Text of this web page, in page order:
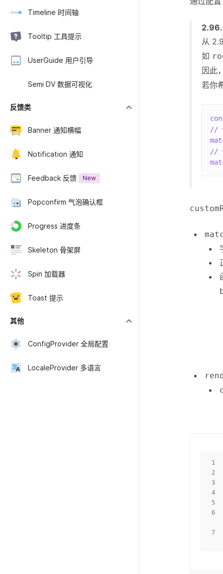
Timeline 时间轴
Tooltip 工具提示
UserGuide 用户引导
Semi DV 数据可视化
反馈类
Banner 通知横幅
Notification 通知
Feedback 反馈 New
Popconfirm 气泡确认框
Progress 进度条
Skeleton 骨架屏
Spin 加载器
Toast 提示
其他
ConfigProvider 全局配置
LocaleProvider 多语言
从
如
因此
若你
//
//
1
2
3
4
5
6
7